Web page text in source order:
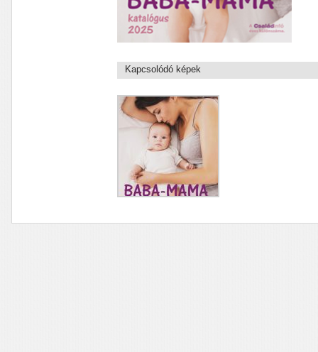
Kapcsolódó képek